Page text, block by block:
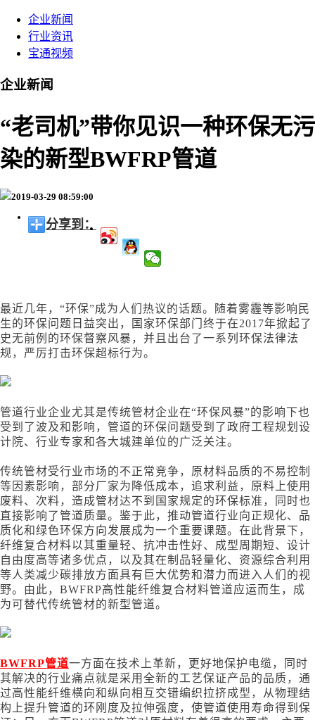
企业新闻
行业资讯
宝通视频
企业新闻
“老司机”带你见识一种环保无污
染的新型BWFRP管道
2019-03-29 08:59:00
分享到：
最近几年， “环保”成为人们热议的话题。随着雾霾等影响民
生的环保问题日益突出，国家环保部门终于在2017年掀起了
史无前例的环保督察风暴，并且出台了一系列环保法律法
规，严厉打击环保超标行为。
管道行业企业尤其是传统管材企业在“环保风暴”的影响下也
受到了波及和影响，管道的环保问题受到了政府工程规划设
计院、行业专家和各大城建单位的广泛关注。
传统管材受行业市场的不正常竞争，原材料品质的不易控制
等因素影响，部分厂家为降低成本，追求利益，原料上使用
废料、次料，造成管材达不到国家规定的环保标准，同时也
直接影响了管道质量。鉴于此，推动管道行业向正规化、品
质化和绿色环保方向发展成为一个重要课题。在此背景下，
纤维复合材料以其重量轻、抗冲击性好、成型周期短、设计
自由度高等诸多优点，以及其在制品轻量化、资源综合利用
等人类减少碳排放方面具有巨大优势和潜力而进入人们的视
野。由此， BWFRP高性能纤维复合材料管道应运而生，成
为可替代传统管材的新型管道。
BWFRP管道一方面在技术上革新，更好地保护电缆，同时
其解决的行业痛点就是采用全新的工艺保证产品的品质，通
过高性能纤维横向和纵向相互交错编织拉挤成型，从物理结
构上提升管道的环刚度及拉伸强度，使管道使用寿命得到保